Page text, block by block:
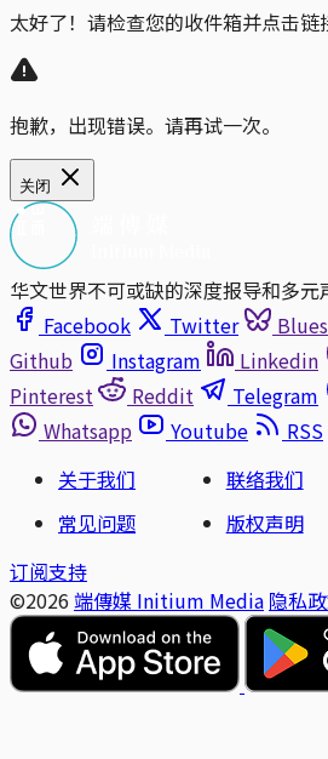
太好了！请检查您的收件箱并点击链
抱歉，出现错误。请再试一次。
关闭
华文世界不可或缺的深度报导和多元
Facebook
Twitter
Github
Instagram Linkedin
Pinterest
Reddit Telegram
Whatsapp
Youtube
RSS
关于我们
联络我们
常见问题
版权声明
订阅支持
©2026 端傳媒 Initium Media 隐私